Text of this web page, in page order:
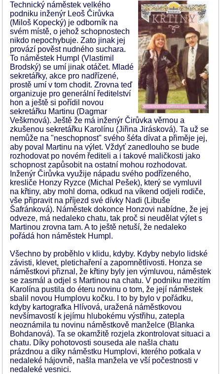
Technický náměstek velkého
podniku inženýr Leoš Čirůvka
(Miloš Kopecký) je odborník na
svém místě, o jehož schopnostech
nikdo nepochybuje. Zato jinak jej
provází pověst nudného suchara.
To náměstek Humpl (Vlastimil
Brodský) se umí jinak otáčet. Mladé
sekretářky, akce pro nadřízené,
prostě umí v tom chodit. Zrovna teď
organizuje pro generální ředitelství
hon a ještě si pořídil novou
sekretářku Martinu (Dagmar
Veškrnová). Ještě že má inženýr Čirůvka věrnou a
zkušenou sekretářku Karolínu (Jiřina Jirásková). Ta už se
nemůže na "neschopnost" svého šéfa dívat a přiměje jej,
aby poval Martinu na výlet. Vždyť zanedlouho se bude
rozhodovat po novém řediteli a i takové maličkosti jako
schopnost zapůsobit na ostatní mohou rozhodovat.
Inženýr Čirůvka využije nápadu svého podřízeného,
kresliče Honzy Ryzce (Michal Pešek), který se vymluvil
na křtiny, aby mohl doma, odkud na víkend odjeli rodiče,
vše připravit na příjezd své dívky Nadi (Libuše
Šafránková). Náměstek dokonce Honzovi nabídne, že jej
odveze, má nedaleko chatu, tak proč si neudělat výlet s
Martinou zrovna tam. A to ještě netuší, že nedaleko
pořádá hon náměstek Humpl.
Všechno by proběhlo v klidu, kdyby. Kdyby nebylo lidské
závisti, klevet, pletichaření a zapomnětlivosti. Honza se
náměstkovi přiznal, že křtiny byly jen výmluvou, náměstek
se zasmál a odjel s Martinou na chatu. V podniku mezitím
Karolína pustila do éteru novinu o tom, že její náměstek
sbalil novou Humplovu kočku. I to by bylo v pořádku,
kdyby kartografka Hlívová, uražená náměstkovou
nevšímavostí k jejímu hlubokému výstřihu, zatepla
neoznámila tu novinu náměstkově manželce (Blanka
Bohdanová). Ta se okamžitě rozjela zkontrolovat situaci a
chatu. Díky pohotovosti souseda ale našla chatu
prázdnou a díky náměstku Humplovi, kterého potkala v
nedaleké hájovně, našla manžela ve vší počestnosti v
nedaleké vesnici.